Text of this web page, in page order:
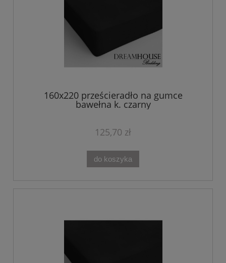
160x220 prześcieradło na gumce
bawełna k. czarny
125,70 zł
do koszyka